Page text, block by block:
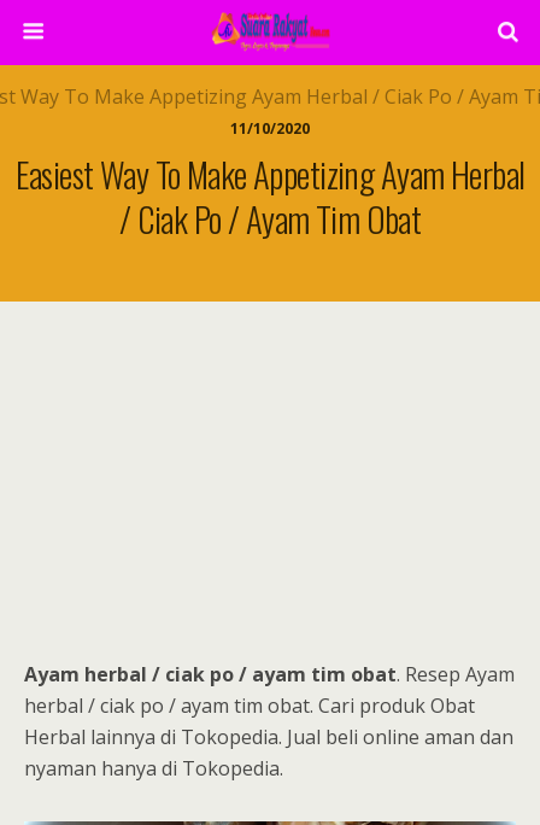
11/10/2020
Easiest Way To Make Appetizing Ayam Herbal
/ Ciak Po / Ayam Tim Obat
Ayam herbal / ciak po / ayam tim obat. Resep Ayam
herbal / ciak po / ayam tim obat. Cari produk Obat
Herbal lainnya di Tokopedia. Jual beli online aman dan
nyaman hanya di Tokopedia.